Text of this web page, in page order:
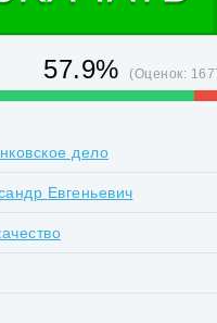
57.9% (Оценок:
дело
Евгеньевич